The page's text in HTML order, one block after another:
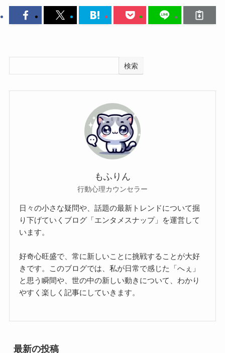
検索
もふりん
行動心理カウンセラー
日々の小さな疑問や、話題の最新トレンドについて掘
り下げていくブログ「エンタメスナップ」を運営して
います。
好奇心旺盛で、常に新しいことに挑戦することが大好
きです。このブログでは、私が日常で感じた「へぇ」
と思う瞬間や、世の中の新しい動きについて、わかり
やすく楽しく記事にしていきます。
最新の投稿